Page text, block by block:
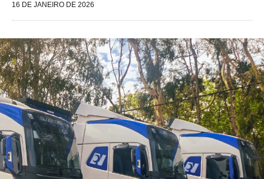
16 DE JANEIRO DE 2026